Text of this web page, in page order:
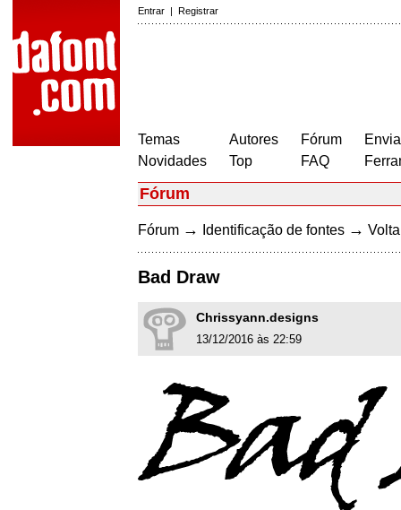
Entrar | Registrar
Temas
Novidades
Autores
Top
Fórum
FAQ
Fórum
Fórum → Identificação de fontes →
Bad Draw
Chrissyann.designs
13/12/2016 às 22:59